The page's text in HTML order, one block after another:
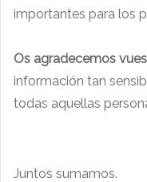
importantes para los
Os agradecemos
información tan
todas aquellas
Juntos sumamos.